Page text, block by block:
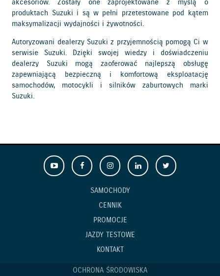
akcesoriów. Zostały one zaprojektowane z myślą o
produktach Suzuki i są w pełni przetestowane pod kątem
maksymalizacji wydajności i żywotności.
Autoryzowani dealerzy Suzuki z przyjemnością pomogą Ci w
serwisie Suzuki. Dzięki swojej wiedzy i doświadczeniu
dealerzy Suzuki mogą zaoferować najlepszą obsługę
zapewniającą bezpieczną i komfortową eksploatację
samochodów, motocykli i silników zaburtowych marki
Suzuki.
SAMOCHODY
CENNIK
PROMOCJE
JAZDY TESTOWE
KONTAKT
OCHRONA ŚRODOWISKA